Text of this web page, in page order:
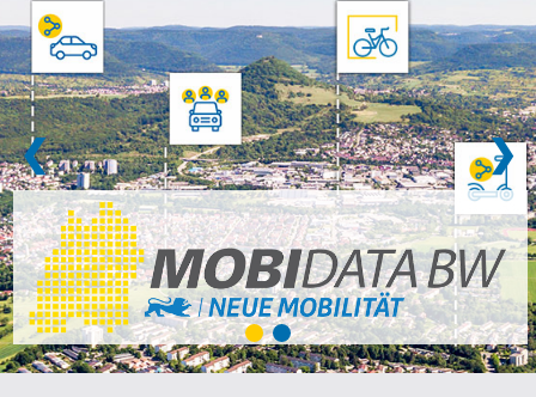
❮ ❯